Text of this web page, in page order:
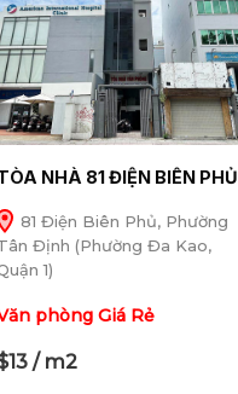
NHÀ 81 ĐIỆN BIÊN PHỦ
81 Điện Biên Phủ, Phường
Định (Phường Đa Kao,
1)
phòng Giá Rẻ
/ m2